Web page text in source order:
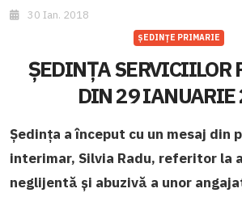
30 Ian. 2018
ȘEDINȚE PRIMARIE
ȘEDINȚA SERVICIILOR
DIN 29
Ședința a început cu un mesaj din
interimar, Silvia Radu, referitor la
neglijentă și abuzivă a unor